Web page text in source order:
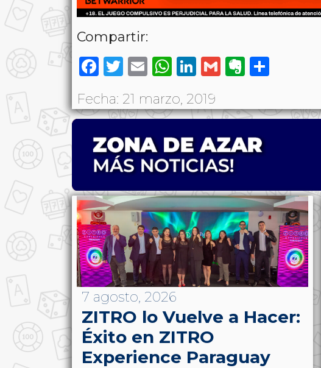
Compartir:
Facebook
Twitter
EmailWhatsApp
LinkedIn
GmailEvernote
Fecha: 21 marzo, 2019
7 agosto, 2026
ZITRO lo Vuelve a Hacer:
Éxito en ZITRO
Experience Paraguay